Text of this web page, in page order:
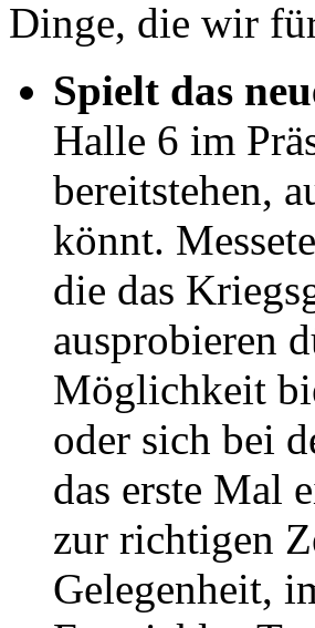
Dinge, die wir
Spielt das
Halle 6 im
bereitstehen,
könnt.
die das
ausprobieren
Möglichkeit
oder sich bei
das erste Mal
zur richtigen
Gelegenheit,